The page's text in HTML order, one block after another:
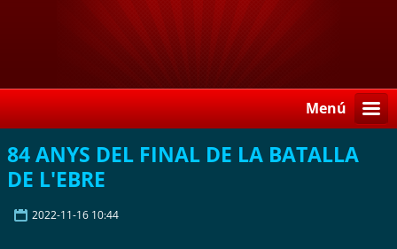
Menú
84 ANYS DEL FINAL DE LA BATALLA
DE L'EBRE
2022-11-16 10:44